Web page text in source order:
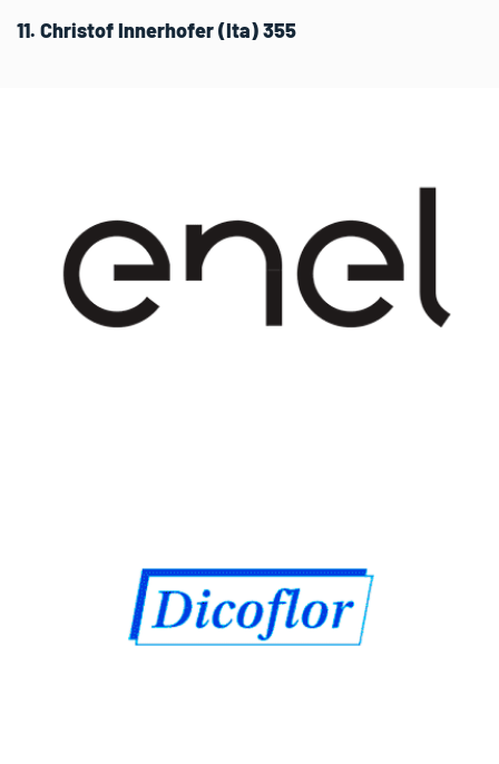
11. Christof Innerhofer (Ita) 355